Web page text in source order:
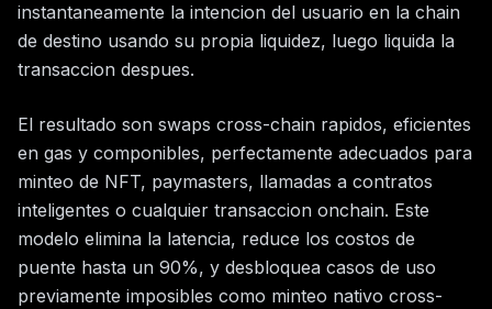
instantaneamente la intencion del usuario en la chain
de destino usando su propia liquidez, luego liquida la
transaccion despues.
El resultado son swaps cross-chain rapidos, eficientes
en gas y componibles, perfectamente adecuados para
minteo de NFT, paymasters, llamadas a contratos
inteligentes o cualquier transaccion onchain. Este
modelo elimina la latencia, reduce los costos de
puente hasta un 90%, y desbloquea casos de uso
previamente imposibles como minteo nativo cross-